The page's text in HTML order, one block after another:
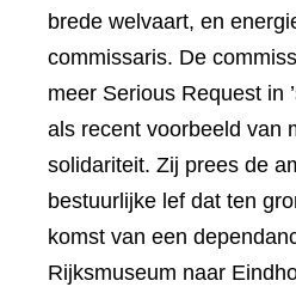
brede welvaart, en
commissaris. De
meer Serious Request in
als recent voorbeeld van
solidariteit. Zij prees de
bestuurlijke lef dat ten
komst van een
Rijksmuseum naar